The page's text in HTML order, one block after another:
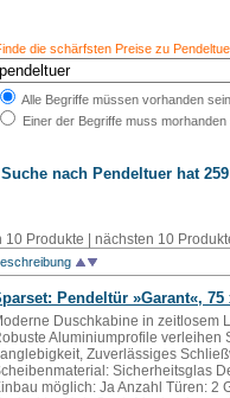
die schärfsten Preise zu
Alle Begriffe müssen vorhanden sein
Einer der Begriffe muss morhanden
Suche nach Pendeltuer hat
10 Produkte nächsten 10
Pendeltür »Garant«, 75
Duschkabine in zeitlosem
Aluminiumprofile verleihen
Zuverlässiges
Sicherheitsglas
möglich: Ja Anzahl Türen: 2